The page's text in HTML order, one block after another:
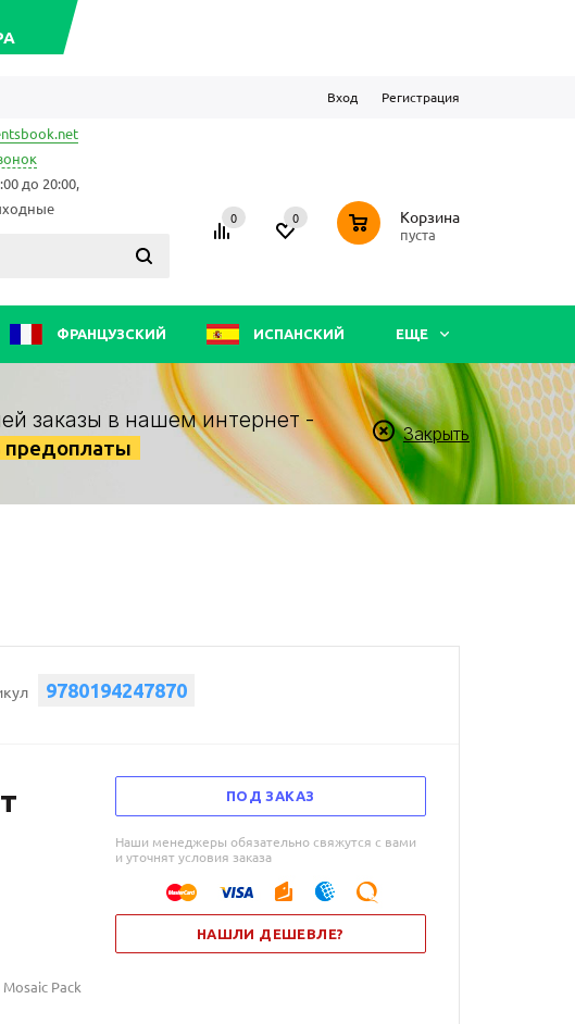
Вход Регистрация
до 20:00,
0 0 0 Корзина
пуста
ФРАНЦУЗСКИЙ ИСПАНСКИЙ ЕЩЕ
заказы в нашем интернет -
предоплаты
Закрыть
9780194247870
ПОД ЗАКАЗ
Наши менеджеры обязательно свяжутся с вами
и уточнят условия заказа
НАШЛИ ДЕШЕВЛЕ?
Pack